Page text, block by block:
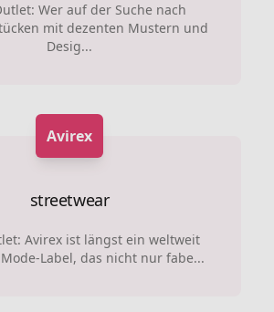
Wer auf der Suche nach
mit dezenten Mustern und
Desig...
Avirex
streetwear
Avirex ist längst ein weltweit
Label, das nicht nur fabe...